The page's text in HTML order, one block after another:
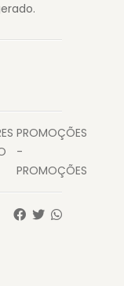
PROMOÇÕES
-
PROMOÇÕES